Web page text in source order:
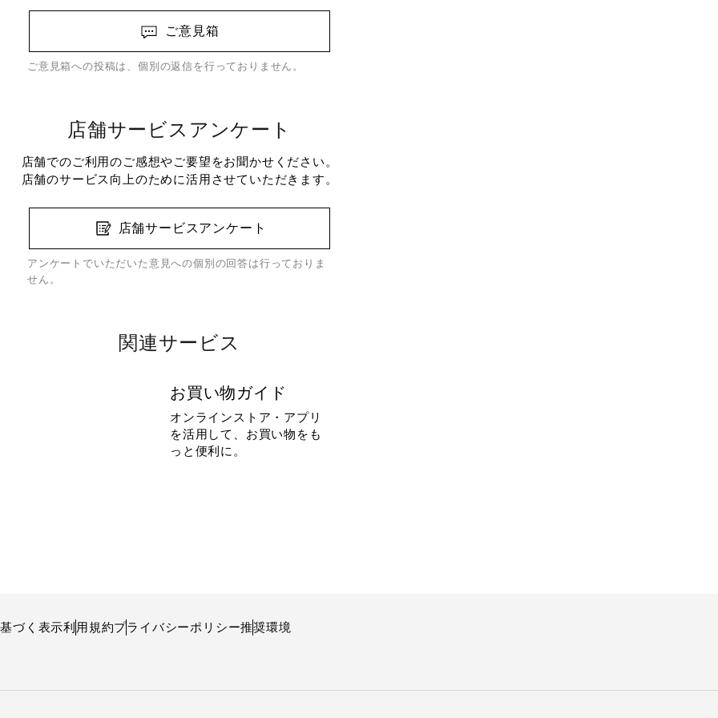
ご意見箱
ご意見箱への投稿は、個別の返信を行っておりません。
店舗サービスアンケート
店舗でのご利用のご感想やご要望をお聞かせください。
店舗のサービス向上のために活用させていただきます。
店舗サービスアンケート
アンケートでいただいた意見への個別の回答は行っておりま
せん。
関連サービス
お買い物ガイド
オンラインストア・アプリ
を活用して、お買い物をも
っと便利に。
づく表示利用規約プライバシーポリシー推奨環境